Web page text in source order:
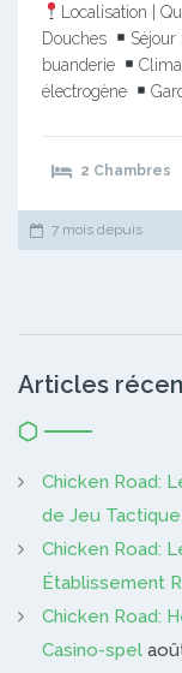
Localisation |
Douches
Séjour
buanderie
électrogène
2 Chambres
7 mois depuis
Articles
Chicken Road:
de Jeu Tactique
Chicken Road:
Établissement
Chicken Road:
Casino-spel